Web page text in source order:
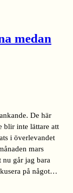
medan
De här
blir inte lättare att
i överlevandet
mars
nu går jag bara
på något…